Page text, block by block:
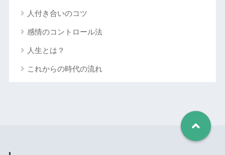
人付き合いのコツ
感情のコントロール法
人生とは？
これからの時代の流れ